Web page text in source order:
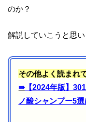
のか？
解説していこうと思い
その他よく読まれ
⇛【2024年版】
ノ酸シャンプー5選